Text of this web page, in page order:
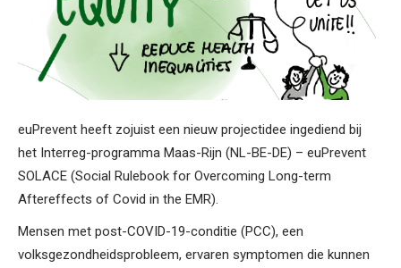
euPrevent heeft zojuist een nieuw projectidee ingediend bij
het Interreg-programma Maas-Rijn (NL-BE-DE) – euPrevent
SOLACE (Social Rulebook for Overcoming Long-term
Aftereffects of Covid in the EMR).
Mensen met post-COVID-19-conditie (PCC), een
volksgezondheidsprobleem, ervaren symptomen die kunnen